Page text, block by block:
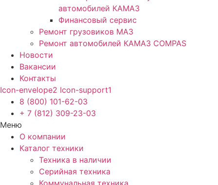
автомобилей КАМАЗ
Финансовый сервис
Ремонт грузовиков МАЗ
Ремонт автомобилей КАМАЗ COMPAS
Новости
Вакансии
Контакты
Icon-envelope2 Icon-support1
8 (800) 101-62-03
+ 7 (812) 309-23-03
Меню
О компании
Каталог техники
Техника в наличии
Серийная техника
Коммунальная техника